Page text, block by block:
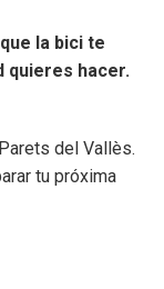
la bici te
quieres hacer.
del Vallès.
tu próxima